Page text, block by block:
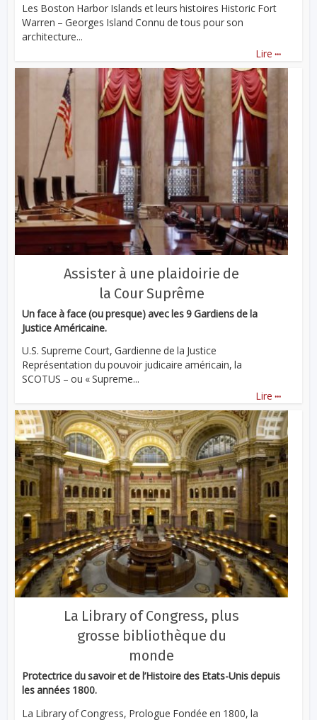
Les Boston Harbor Islands et leurs histoires Historic Fort
Warren – Georges Island Connu de tous pour son
architecture...
Lire ...
Assister à une plaidoirie de
la Cour Suprême
Un face à face (ou presque) avec les 9 Gardiens de la
Justice Américaine.
U.S. Supreme Court, Gardienne de la Justice
Représentation du pouvoir judicaire américain, la
SCOTUS – ou « Supreme...
Lire ...
La Library of Congress, plus
grosse bibliothèque du
monde
Protectrice du savoir et de l’Histoire des Etats-Unis depuis
les années 1800.
La Library of Congress, Prologue Fondée en 1800, la